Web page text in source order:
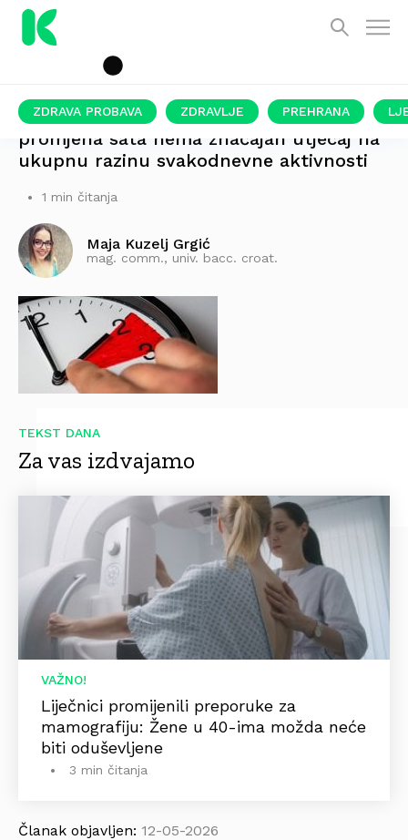
ZDRAVA PROBAVA ZDRAVLJE PREHRANA
promjena sata nema značajan utjecaj na
ukupnu razinu svakodnevne aktivnosti
1 min čitanja
Maja Kuzelj Grgić
mag. comm., univ. bacc. croat.
TEKST DANA
Za vas izdvajamo
VAŽNO!
Liječnici promijenili preporuke za
mamografiju: Žene u 40-ima možda neće
biti oduševljene
3 min čitanja
Članak objavljen: 12-05-2026